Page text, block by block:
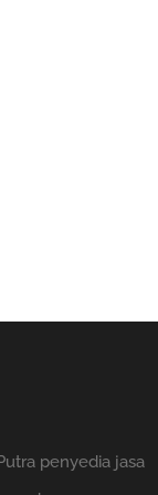
penyedia jasa